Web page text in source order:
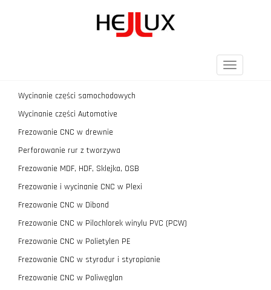
Toggle
navigation
Wycinanie części samochodowych
Wycinanie części Automotive
Frezowanie CNC w drewnie
Perforowanie rur z tworzywa
Frezowanie MDF, HDF, Sklejka, OSB
Frezowanie i wycinanie CNC w Plexi
Frezowanie CNC w Dibond
Frezowanie CNC w Pilochlorek winylu PVC (PCW)
Frezowanie CNC w Polietylen PE
Frezowanie CNC w styrodur i styropianie
Frezowanie CNC w Poliwęglan